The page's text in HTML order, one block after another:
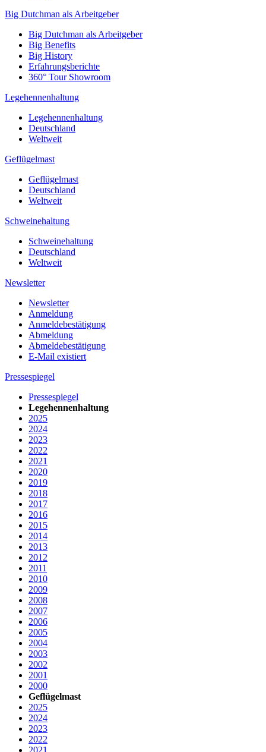
Big Dutchman als Arbeitgeber
Big Dutchman als Arbeitgeber
Big Benefits
Big History
Erfahrungsberichte
360° Tour Showroom
Legehennenhaltung
Legehennenhaltung
Deutschland
Weltweit
Geflügelmast
Geflügelmast
Deutschland
Weltweit
Schweinehaltung
Schweinehaltung
Deutschland
Weltweit
Newsletter
Newsletter
Anmeldung
Anmeldebestätigung
Abmeldung
Abmeldebestätigung
E-Mail existiert
Pressespiegel
Pressespiegel
Legehennenhaltung
2025
2024
2023
2022
2021
2020
2019
2018
2017
2016
2015
2014
2013
2012
2011
2010
2009
2008
2007
2006
2005
2004
2003
2002
2001
2000
Geflügelmast
2025
2024
2023
2022